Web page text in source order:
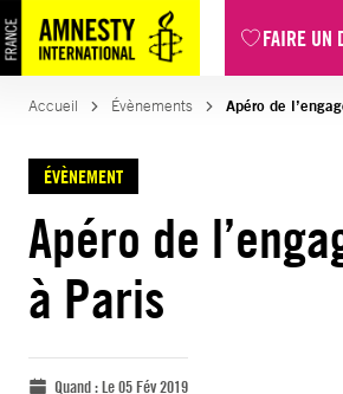
FAIRE UN
Accueil Évènements Apéro de
ÉVÈNEMENT
Apéro de
à Paris
Quand :Le 05 Fév 2019